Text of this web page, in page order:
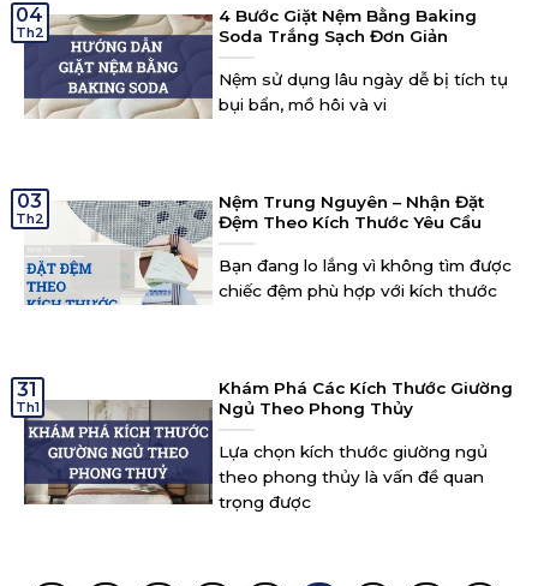
4 Bước Giặt Nệm Bằng Baking
Soda Trắng Sạch Đơn Giản
Nệm sử dụng lâu ngày dễ bị tích tụ
bụi bẩn, mồ hôi và vi
04
Th2
Nệm Trung Nguyên – Nhận Đặt
Đệm Theo Kích Thước Yêu Cầu
Bạn đang lo lắng vì không tìm được
chiếc đệm phù hợp với kích thước
03
Th2
Khám Phá Các Kích Thước Giường
Ngủ Theo Phong Thủy
Lựa chọn kích thước giường ngủ
theo phong thủy là vấn đề quan
trọng được
31
Th1